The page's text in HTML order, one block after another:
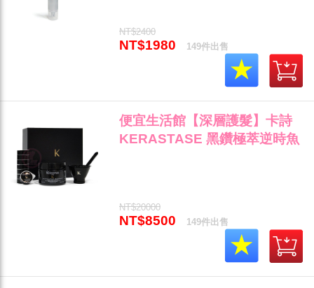
NT$2400
NT$1980 149件出售
便宜生活館【深層護髮】卡詩
KERASTASE 黑鑽極萃逆時魚
NT$20000
NT$8500 149件出售